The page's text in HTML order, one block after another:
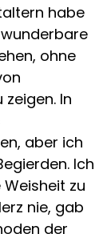
habe
ohne
In
aber ich
Ich
zu
nie, gab
der